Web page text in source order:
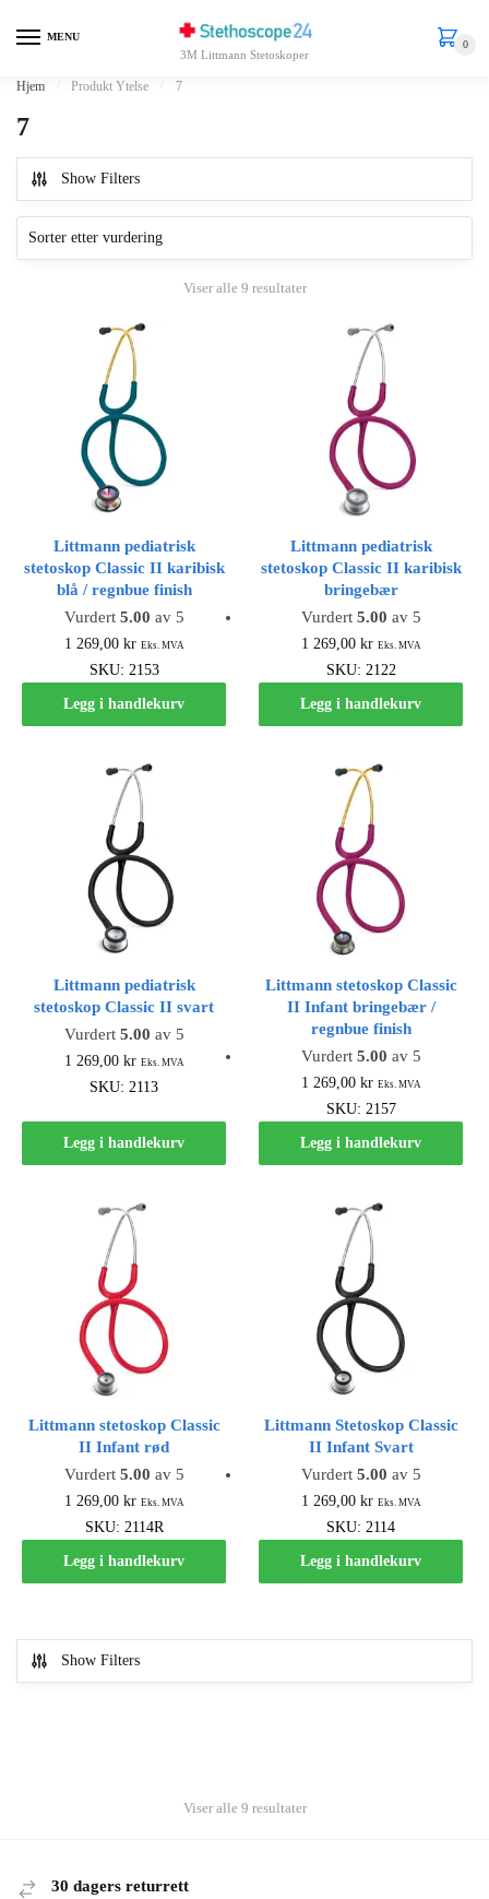
MENU
3M Littmann Stetoskoper
0
Hjem / Produkt Ytelse / 7
7
Show Filters
Viser alle 9 resultaterSortert
gjennomsnitlig
vurdering
Littmann pediatrisk
stetoskop Classic II karibisk
blå / regnbue finish
Vurdert 5.00 av 5
1 269,00 kr Eks. MVA
SKU: 2153
Legg i handlekurv
Littmann pediatrisk
stetoskop Classic II karibisk
bringebær
Vurdert 5.00 av 5
1 269,00 kr Eks. MVA
SKU: 2122
Legg i handlekurv
Littmann pediatrisk
stetoskop Classic II svart
Vurdert 5.00 av 5
1 269,00 kr Eks. MVA
SKU: 2113
Legg i handlekurv
Littmann stetoskop Classic
II Infant bringebær /
regnbue finish
Vurdert 5.00 av 5
1 269,00 kr Eks. MVA
SKU: 2157
Legg i handlekurv
Littmann stetoskop Classic
II Infant rød
Vurdert 5.00 av 5
1 269,00 kr Eks. MVA
SKU: 2114R
Legg i handlekurv
Littmann Stetoskop Classic
II Infant Svart
Vurdert 5.00 av 5
1 269,00 kr Eks. MVA
SKU: 2114
Legg i handlekurv
Show Filters
Viser alle 9 resultaterSortert
30 dagers returrett